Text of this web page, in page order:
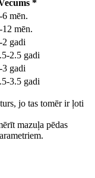
*
6 mēn.
12 mēn.
2 gadi
2.5 gadi
3 gadi
3.5 gadi
jo tas tomēr ir ļoti
mazuļa pēdas